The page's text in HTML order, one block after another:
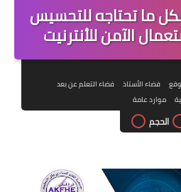
ما تحتاجه للتحسيس
الآمن للأنترنيت
فضاء الأستاذ
فضاء التعلم عن بعد
موارد عامة
الحجم